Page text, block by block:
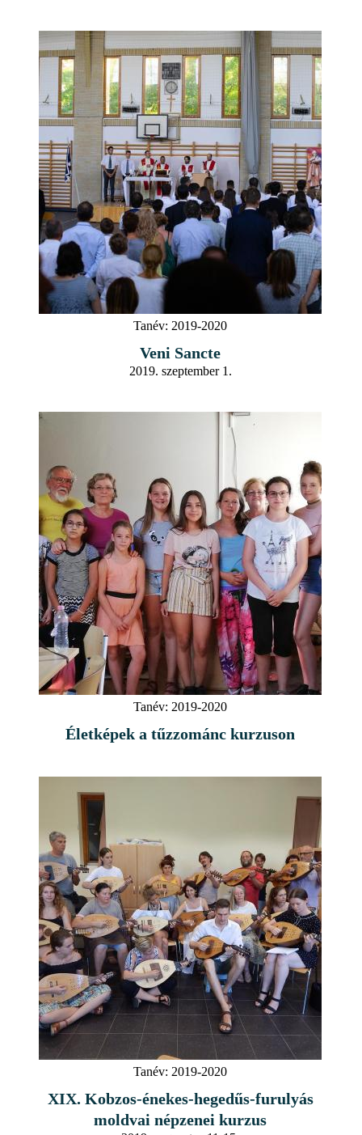
Tanév: 2019-2020
Veni Sancte
2019. szeptember 1.
Tanév: 2019-2020
Életképek a tűzzománc kurzuson
Tanév: 2019-2020
XIX. Kobzos-énekes-hegedűs-furulyás
moldvai népzenei kurzus